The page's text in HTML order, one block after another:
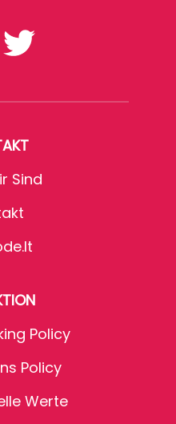
Sind
Policy
Policy
Werte